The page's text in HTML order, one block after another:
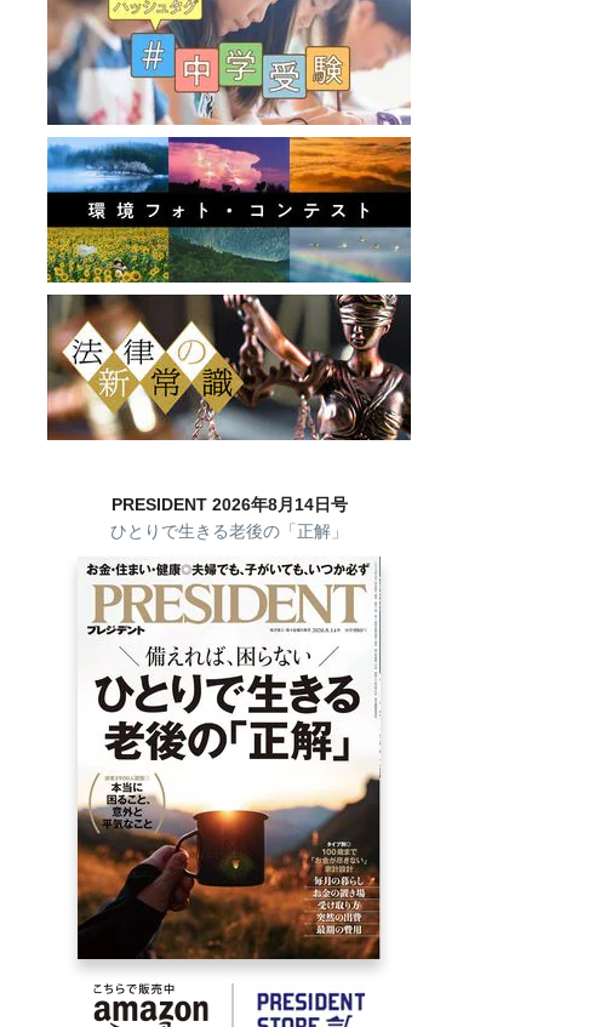
PRESIDENT 2026年8月14日号
ひとりで生きる老後の「正解」